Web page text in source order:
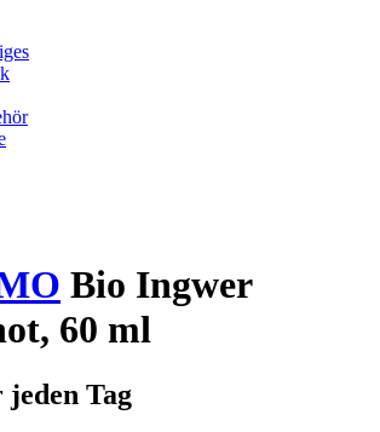
Bio Ingwer
60 ml
Tag